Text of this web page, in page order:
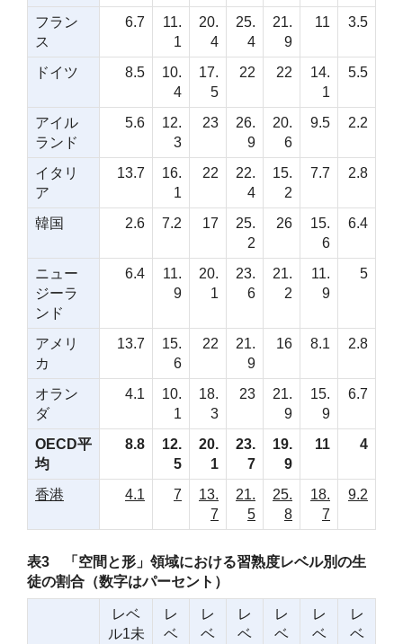
フラン
ス
6.7
11.
1
20.
4
25.
4
21.
9
11 3.5
ドイツ 8.5
10.
4
17.
5
22 22
14.
1
5.5
アイル
ランド
5.6
12.
3
23
26.
9
20.
6
9.5 2.2
イタリ
ア
13.7
16.
1
22
22.
4
15.
2
7.7 2.8
韓国 2.6 7.2 17
25.
2
26
15.
6
6.4
ニュー
ジーラ
ンド
6.4
11.
9
20.
1
23.
6
21.
2
11.
9
5
アメリ
カ
13.7
15.
6
22
21.
9
16 8.1 2.8
オラン
ダ
4.1
10.
1
18.
3
23
21.
9
15.
9
6.7
OECD平
均
8.8
12.
5
20.
1
23.
7
19.
9
11 4
香港 4.1 7
13.
7
21.
5
25.
8
18.
7
9.2
表3 「空間と形」領域における習熟度レベル別の生
徒の割合（数字はパーセント）
レベ
ル1未
レ
ベ
レ
ベ
レ
ベ
レ
ベ
レ
ベ
レ
ベ